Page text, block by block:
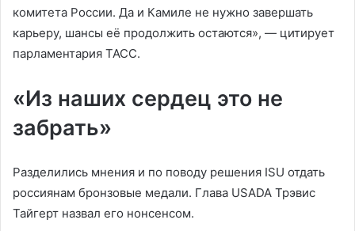
комитета России. Да и Камиле не нужно завершать
карьеру, шансы её продолжить остаются», — цитирует
парламентария ТАСС.
«Из наших сердец это не
забрать»
Разделились мнения и по поводу решения ISU отдать
россиянам бронзовые медали. Глава USADA Трэвис
Тайгерт назвал его нонсенсом.